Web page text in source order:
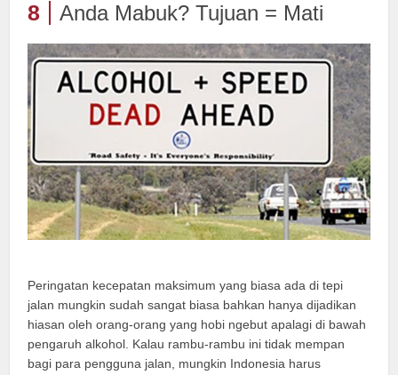
8 Anda Mabuk? Tujuan = Mati
Peringatan kecepatan maksimum yang biasa ada di tepi
jalan mungkin sudah sangat biasa bahkan hanya dijadikan
hiasan oleh orang-orang yang hobi ngebut apalagi di bawah
pengaruh alkohol. Kalau rambu-rambu ini tidak mempan
bagi para pengguna jalan, mungkin Indonesia harus